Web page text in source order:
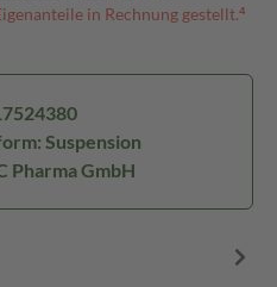
in Rechnung gestellt.⁴
Suspension
Pharma GmbH